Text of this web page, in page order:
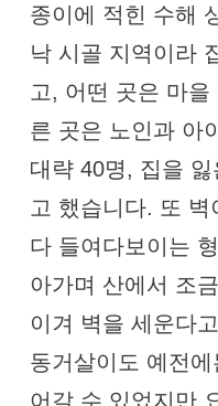
종이에 적힌 수해
낙 시골 지역이라
고, 어떤 곳은 마
른 곳은 노인과 아
대략 40명, 집을
고 했습니다. 또 벽
다 들여다보이는
아가며 산에서 조
이겨 벽을 세운다
동거살이도 예전
어갈 수 있었지만